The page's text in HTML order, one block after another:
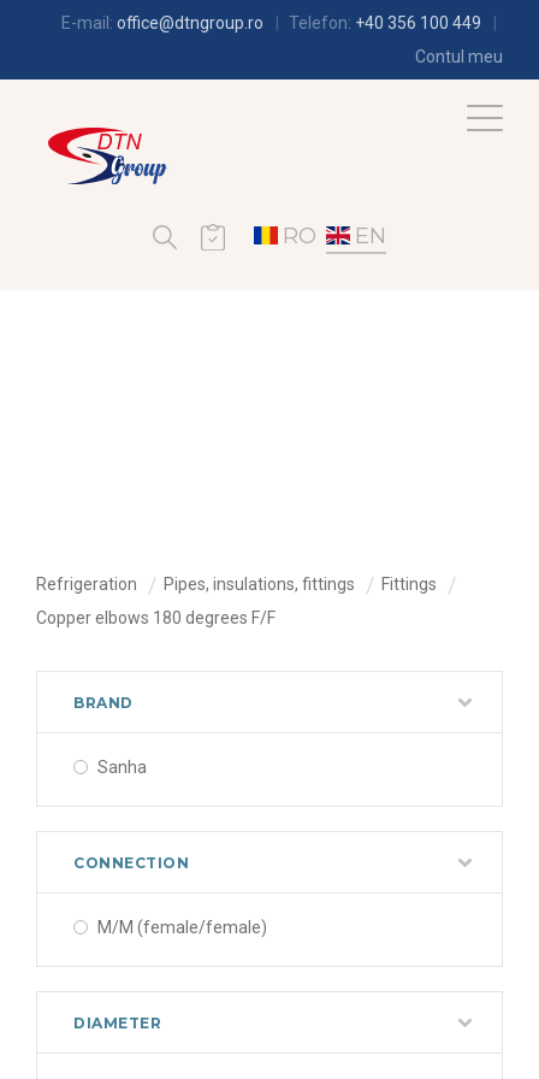
E-mail: office@dtngroup.ro Telefon: +40 356 100 449
Contul meu
RO EN
Refrigeration Pipes, insulations, fittings
Fittings
Copper elbows 180 degrees F/F
BRAND
Sanha
CONNECTION
M/M (female/female)
DIAMETER